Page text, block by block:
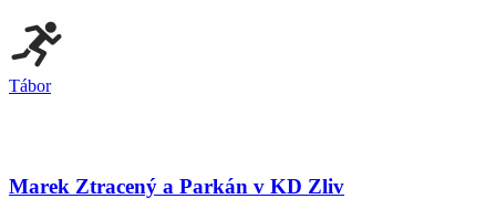
Tábor
Marek Ztracený a Parkán v KD Zliv